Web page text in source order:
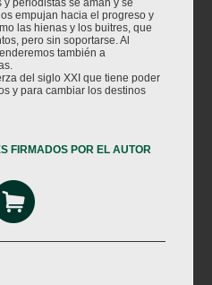
periodistas se aman y se
empujan hacia el progreso y
las hienas y los buitres, que
pero sin soportarse. Al
también a
del siglo XXI que tiene poder
y para cambiar los destinos
FIRMADOS POR EL AUTOR